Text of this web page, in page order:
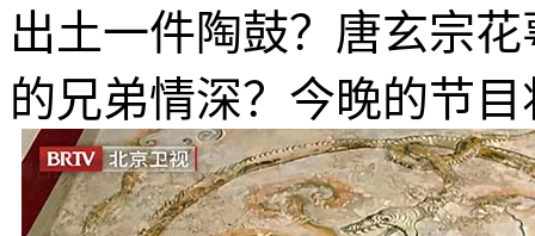
出土一件陶鼓？唐玄宗
的兄弟情深？今晚的节